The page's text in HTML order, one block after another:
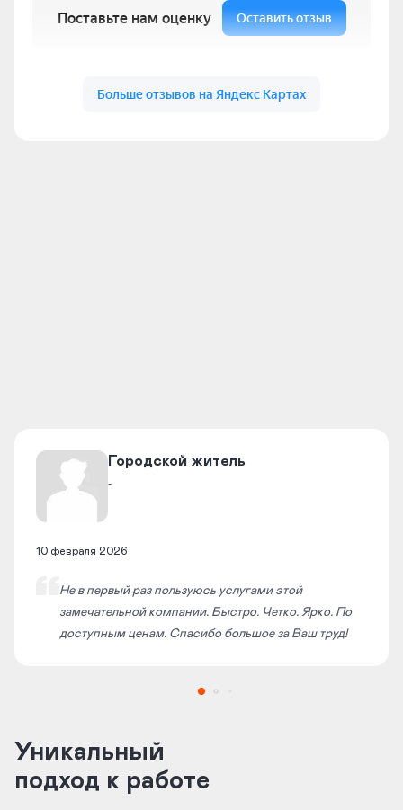
​Городской житель​
-
10 февраля 2026
Не в первый раз пользуюсь услугами этой
замечательной компании. Быстро. Четко. Ярко. По
доступным ценам. Спасибо большое за Ваш труд!
Уникальный
подход к работе